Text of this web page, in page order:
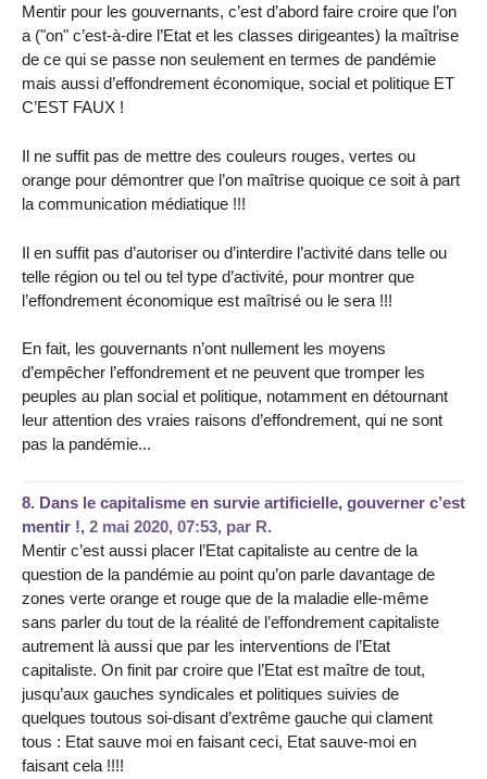
Mentir pour les gouvernants, c’est d’abord faire croire que l’on
a ("on" c’est-à-dire l’Etat et les classes dirigeantes) la maîtrise
de ce qui se passe non seulement en termes de pandémie
mais aussi d’effondrement économique, social et politique ET
C’EST FAUX !
Il ne suffit pas de mettre des couleurs rouges, vertes ou
orange pour démontrer que l’on maîtrise quoique ce soit à part
la communication médiatique !!!
Il en suffit pas d’autoriser ou d’interdire l’activité dans telle ou
telle région ou tel ou tel type d’activité, pour montrer que
l’effondrement économique est maîtrisé ou le sera !!!
En fait, les gouvernants n’ont nullement les moyens
d’empêcher l’effondrement et ne peuvent que tromper les
peuples au plan social et politique, notamment en détournant
leur attention des vraies raisons d’effondrement, qui ne sont
pas la pandémie...
8. Dans le capitalisme en survie artificielle, gouverner c’est
mentir !, 2 mai 2020, 07:53, par R.
Mentir c’est aussi placer l’Etat capitaliste au centre de la
question de la pandémie au point qu’on parle davantage de
zones verte orange et rouge que de la maladie elle-même
sans parler du tout de la réalité de l’effondrement capitaliste
autrement là aussi que par les interventions de l’Etat
capitaliste. On finit par croire que l’Etat est maître de tout,
jusqu’aux gauches syndicales et politiques suivies de
quelques toutous soi-disant d’extrême gauche qui clament
tous : Etat sauve moi en faisant ceci, Etat sauve-moi en
faisant cela !!!!